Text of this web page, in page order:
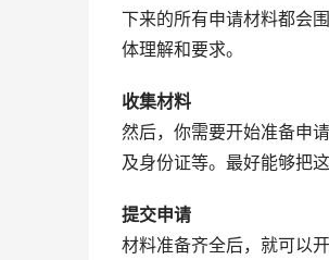
下来的所有申请材料都会
体理解和要求。
收集材料
然后，你需要开始准备申
及身份证等。最好能够把
提交申请
材料准备齐全后，就可以